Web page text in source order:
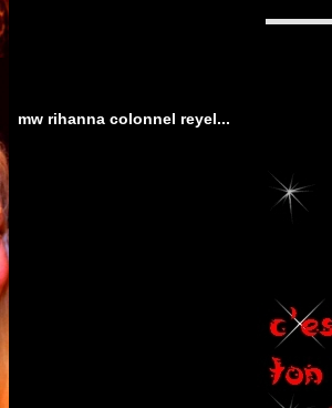
mw rihanna colonnel reyel...